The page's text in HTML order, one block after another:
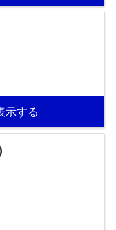
示する